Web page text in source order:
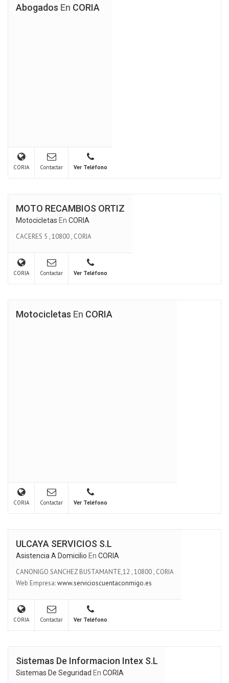
Abogados En CORIA
CORIA Contactar Ver Teléfono
MOTO RECAMBIOS ORTIZ
Motocicletas En CORIA
CACERES 5 ,10800, CORIA
CORIA Contactar Ver Teléfono
Motocicletas En CORIA
CORIA Contactar Ver Teléfono
ULCAYA SERVICIOS S.L
Asistencia A Domicilio En CORIA
CANONIGO SANCHEZ BUSTAMANTE,12 ,10800, CORIA
Web Empresa:www.servicioscuentaconmigo.es
CORIA Contactar Ver Teléfono
Sistemas De Informacion Intex S.l
Sistemas De Seguridad En CORIA